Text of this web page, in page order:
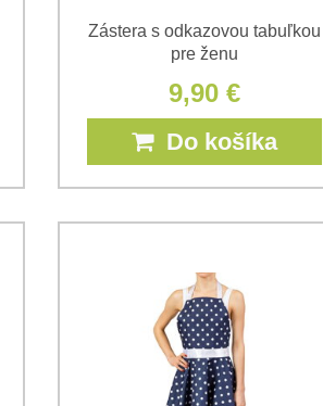
Zástera s odkazovou tabuľkou
pre ženu
9,90 €
Do košíka